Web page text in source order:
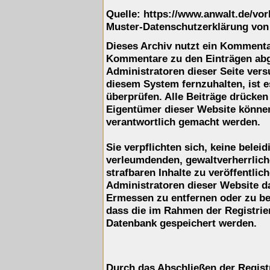
Quelle: https://www.anwalt.de/
Muster-Datenschutzerklärung
Dieses Archiv nutzt ein
Kommentare zu den Einträgen
Administratoren dieser Seite
diesem System fernzuhalten, ist
überprüfen. Alle Beiträge
Eigentümer dieser Website
verantwortlich gemacht werden.
Sie verpflichten sich, keine
verleumdenden,
strafbaren Inhalte zu
Administratoren dieser Website
Ermessen zu entfernen oder zu
dass die im Rahmen der
Datenbank gespeichert werden.
Durch das Abschließen der